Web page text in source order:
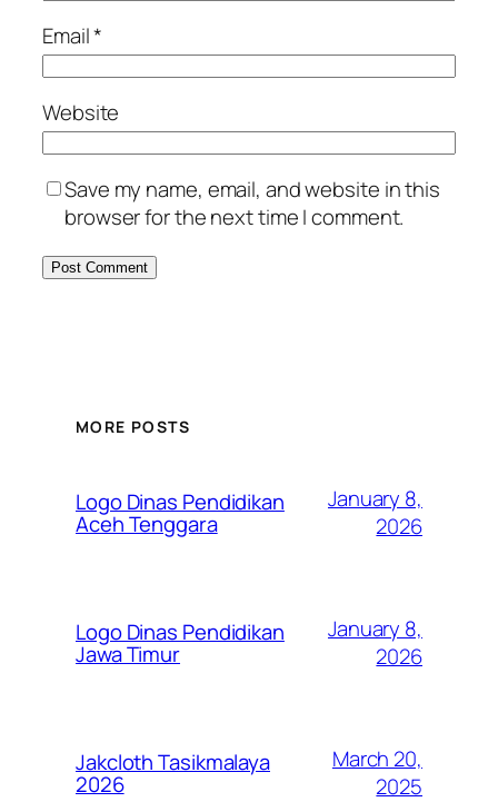
Email*
Website
Save my name, email, and website in this
browser for the next time I comment.
MORE POSTS
Logo Dinas Pendidikan
Aceh Tenggara
January 8,
2026
Logo Dinas Pendidikan
Jawa Timur
January 8,
2026
Jakcloth Tasikmalaya
2026
March 20,
2025